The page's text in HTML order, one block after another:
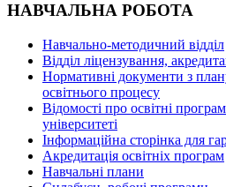
НАВЧАЛЬНА РОБОТА
Навчально-методичний відділ
Відділ ліцензування,
Нормативні документи з
освітнього процесу
Відомості про освітні
університеті
Інформаційна сторінка для
Акредитація освітніх програм
Навчальні плани